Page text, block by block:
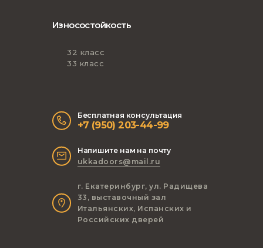
Износостойкость
32 класс
33 класс
Бесплатная консультация
+7 (950) 203-44-99
Напишите нам на почту
ukkadoors@mail.ru
г. Екатеринбург, ул. Радищева
33, выставочный зал
Итальянских, Испанских и
Российских дверей